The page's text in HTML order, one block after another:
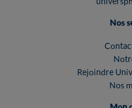
Nos
Rejoindre
Nos